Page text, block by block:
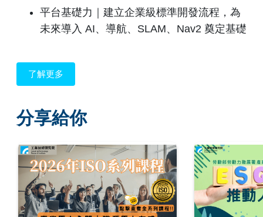
平台基礎力｜建立企業級標準開發流程，為
未來導入 AI、導航、SLAM、Nav2 奠定基礎
了解更多
分享給你